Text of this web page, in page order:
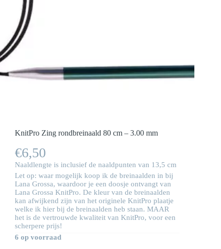
KnitPro Zing rondbreinaald 80 cm – 3.00 mm
€6,50
Naaldlengte is inclusief de naaldpunten van 13,5 cm
Let op: waar mogelijk koop ik de breinaalden in bij
Lana Grossa, waardoor je een doosje ontvangt van
Lana Grossa KnitPro. De kleur van de breinaalden
kan afwijkend zijn van het originele KnitPro plaatje
welke ik hier bij de breinaalden heb staan. MAAR
het is de vertrouwde kwaliteit van KnitPro, voor een
scherpere prijs!
6 op voorraad